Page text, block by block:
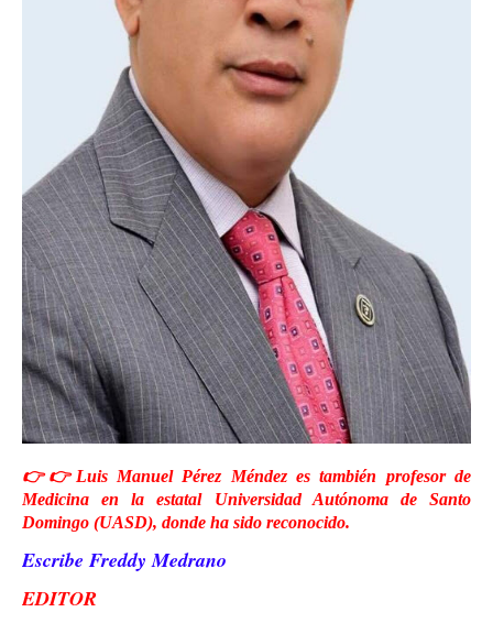
👉👉Luis Manuel Pérez Méndez es también profesor de
Medicina en la estatal Universidad Autónoma de Santo
Domingo (UASD), donde ha sido reconocido.
Escribe Freddy Medrano
EDITOR